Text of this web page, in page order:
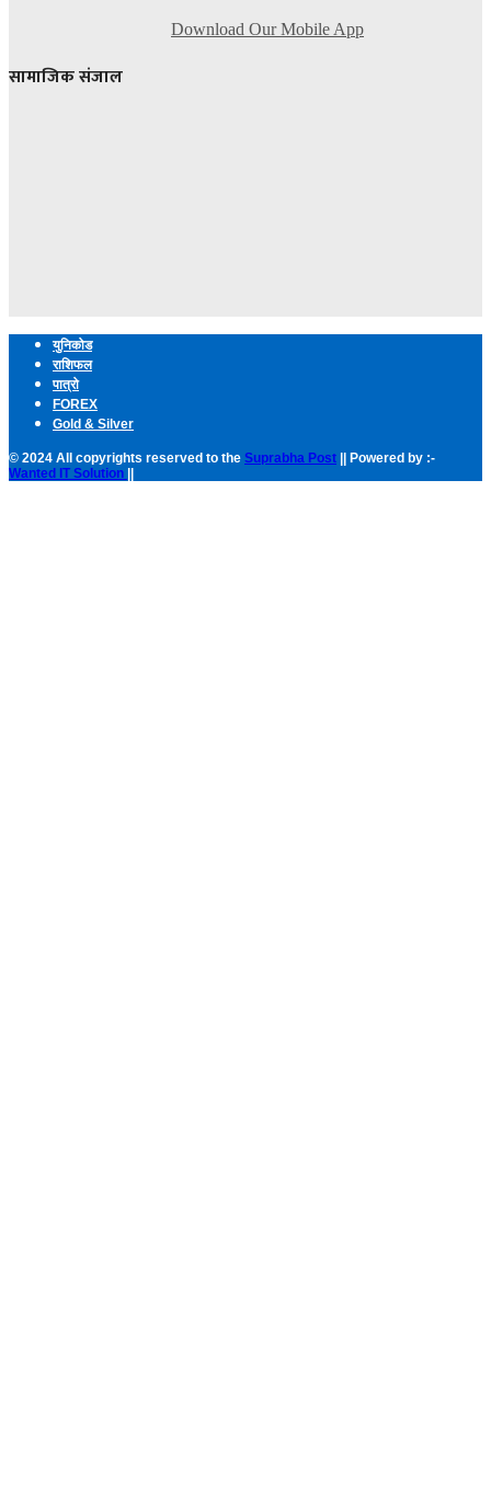
Download Our Mobile App
सामाजिक संजाल
युनिकोड
राशिफल
पात्रो
FOREX
Gold & Silver
© 2024 All copyrights reserved to the Suprabha Post || Powered by :-
Wanted IT Solution